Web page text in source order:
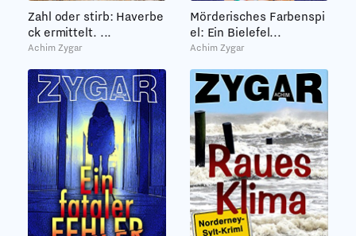
Zahl oder stirb: Haverbe
ck ermittelt. ...
Achim Zygar
Mörderisches Farbenspi
el: Ein Bielefel...
Achim Zygar